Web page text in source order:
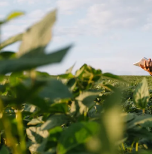
Personeels- en
Subsidieadvies